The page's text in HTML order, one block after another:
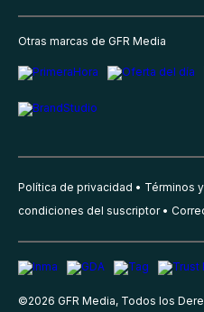
Otras marcas de GFR Media
Política de privacidad Términos
condiciones del suscriptor
©2026 GFR Media, Todos los